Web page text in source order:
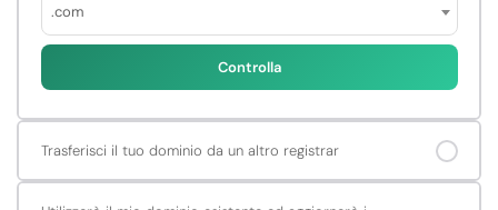
.com
Controlla
Trasferisci il tuo dominio da un altro registrar